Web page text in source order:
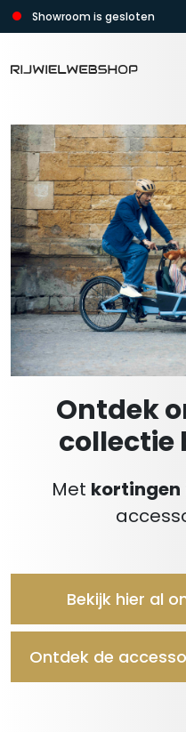
Zoeken
Showroom is gesloten
Ontdek
collectie
Met kortingen
Bekijk hier al
Ontdek de